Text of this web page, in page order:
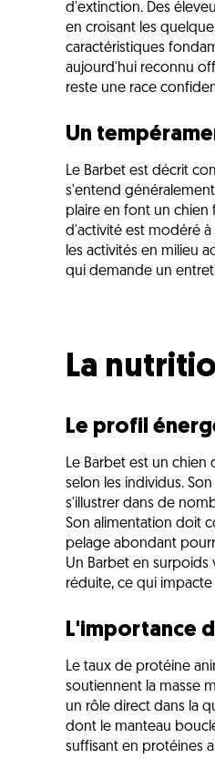
d'extinction. Des
en croisant les
caractéristiques
aujourd'hui reconnu
reste une race
Un
Le Barbet est décrit
s'entend
plaire en font un chien
d'activité est modéré
les activités en milieu
qui demande un
La
Le profil
Le Barbet est un
selon les individus.
s'illustrer dans de
Son alimentation doit
pelage abondant
Un Barbet en surpoids
réduite, ce qui
L'importance
Le taux de protéine
soutiennent la masse
un rôle direct dans la
dont le manteau
suffisant en protéines